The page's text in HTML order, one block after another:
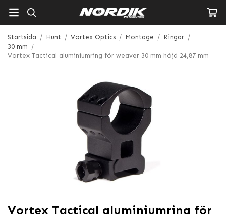
Startsida / Hunt / Vortex Optics / Montage / Ringar /
30 mm /
Vortex Tactical aluminiumring för weaver 30 mm höjd 24,87 mm
Vortex Tactical aluminiumring för